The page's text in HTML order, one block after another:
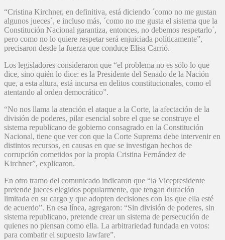
“Cristina Kirchner, en definitiva, está diciendo ´como no me gustan
algunos jueces´, e incluso más, ´como no me gusta el sistema que la
Constitución Nacional garantiza, entonces, no debemos respetarlo´,
pero como no lo quiere respetar será enjuiciada políticamente”,
precisaron desde la fuerza que conduce Elisa Carrió.
Los legisladores consideraron que “el problema no es sólo lo que
dice, sino quién lo dice: es la Presidente del Senado de la Nación
que, a esta altura, está incursa en delitos constitucionales, como el
atentando al orden democrático”.
“No nos llama la atención el ataque a la Corte, la afectación de la
división de poderes, pilar esencial sobre el que se construye el
sistema republicano de gobierno consagrado en la Constitución
Nacional, tiene que ver con que la Corte Suprema debe intervenir en
distintos recursos, en causas en que se investigan hechos de
corrupción cometidos por la propia Cristina Fernández de
Kirchner”, explicaron.
En otro tramo del comunicado indicaron que “la Vicepresidente
pretende jueces elegidos popularmente, que tengan duración
limitada en su cargo y que adopten decisiones con las que ella esté
de acuerdo”. En esa línea, agregaron: “Sin división de poderes, sin
sistema republicano, pretende crear un sistema de persecución de
quienes no piensan como ella. La arbitrariedad fundada en votos:
para combatir el supuesto lawfare”.